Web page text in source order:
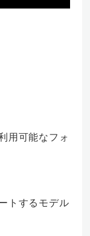
用可能なフォ
トするモデル